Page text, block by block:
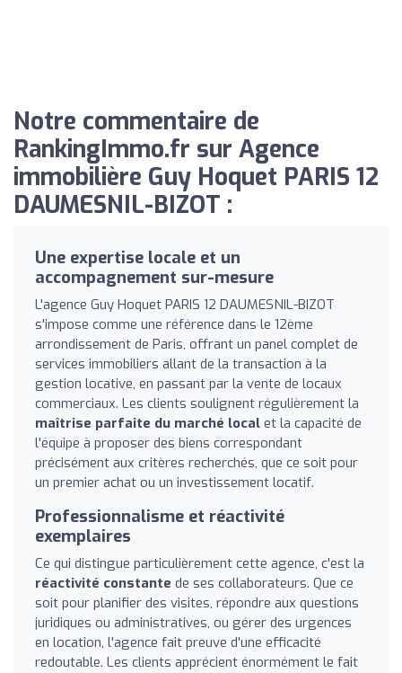
Notre commentaire de
RankingImmo.fr sur Agence
immobilière Guy Hoquet PARIS 12
DAUMESNIL-BIZOT :
Une expertise locale et un
accompagnement sur-mesure
L'agence Guy Hoquet PARIS 12 DAUMESNIL-BIZOT
s'impose comme une référence dans le 12ème
arrondissement de Paris, offrant un panel complet de
services immobiliers allant de la transaction à la
gestion locative, en passant par la vente de locaux
commerciaux. Les clients soulignent régulièrement la
maîtrise parfaite du marché local et la capacité de
l'équipe à proposer des biens correspondant
précisément aux critères recherchés, que ce soit pour
un premier achat ou un investissement locatif.
Professionnalisme et réactivité
exemplaires
Ce qui distingue particulièrement cette agence, c'est la
réactivité constante de ses collaborateurs. Que ce
soit pour planifier des visites, répondre aux questions
juridiques ou administratives, ou gérer des urgences
en location, l'agence fait preuve d'une efficacité
redoutable. Les clients apprécient énormément le fait